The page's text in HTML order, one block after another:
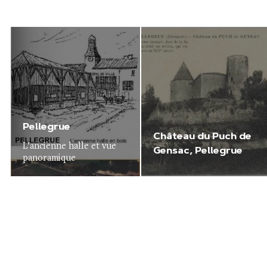
Pellegrue
L’ancienne halle et vue
panoramique
Château du Puch de
Gensac, Pellegrue